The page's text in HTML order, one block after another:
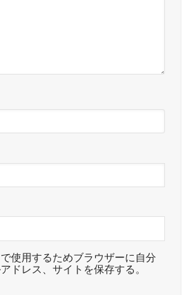
使用するためブラウザーに自分
ドレス、サイトを保存する。